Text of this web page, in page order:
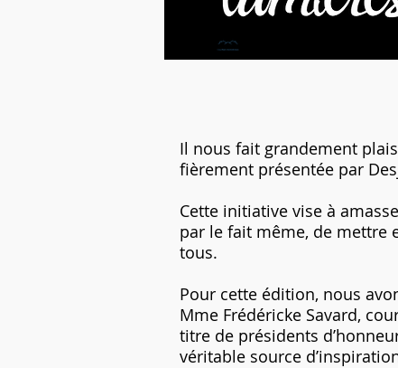
Il nous fait grandement
fièrement présentée par
Cette initiative vise à
par le fait même, de mettre
tous.
Pour cette édition, nous
Mme Frédéricke Savard,
titre de présidents
véritable source